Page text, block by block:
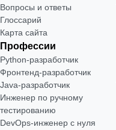
Вопросы и ответы
Глоссарий
Карта сайта
Профессии
Python-разработчик
Фронтенд-разработчик
Java-разработчик
Инженер по ручному
тестированию
DevOps-инженер с нуля